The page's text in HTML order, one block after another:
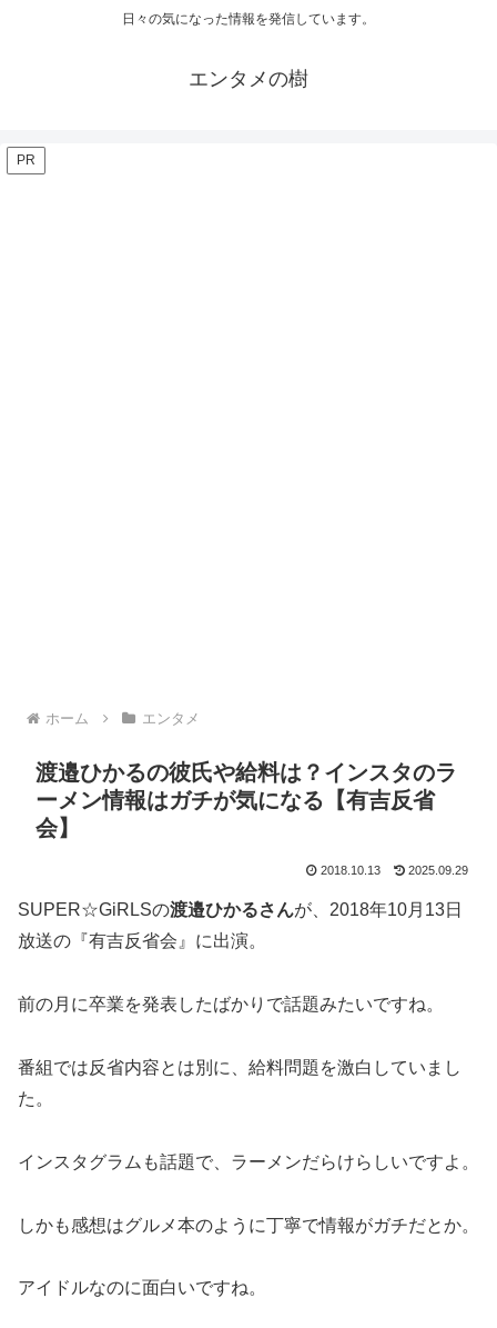
日々の気になった情報を発信しています。
エンタメの樹
PR
ホーム エンタメ
渡邉ひかるの彼氏や給料は？インスタのラ
ーメン情報はガチが気になる【有吉反省
会】
2018.10.13 2025.09.29
SUPER☆GiRLSの渡邉ひかるさんが、2018年10月13日
放送の『有吉反省会』に出演。
前の月に卒業を発表したばかりで話題みたいですね。
番組では反省内容とは別に、給料問題を激白していまし
た。
インスタグラムも話題で、ラーメンだらけらしいですよ。
しかも感想はグルメ本のように丁寧で情報がガチだとか。
アイドルなのに面白いですね。